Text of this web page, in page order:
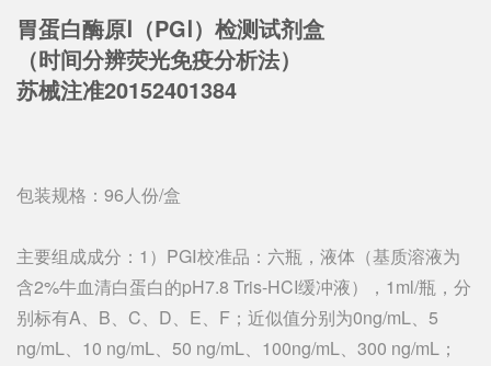
胃蛋白酶原Ⅰ（PGⅠ）检测试剂盒
（时间分辨荧光免疫分析法）
苏械注准20152401384
包装规格：96人份/盒
主要组成成分：1）PGⅠ校准品：六瓶，液体（基质溶液为
含2%牛血清白蛋白的pH7.8 Tris-HCI缓冲液），1ml/瓶，分
别标有A、B、C、D、E、F；近似值分别为0ng/mL、5
ng/mL、10 ng/mL、50 ng/mL、100ng/mL、300 ng/mL；